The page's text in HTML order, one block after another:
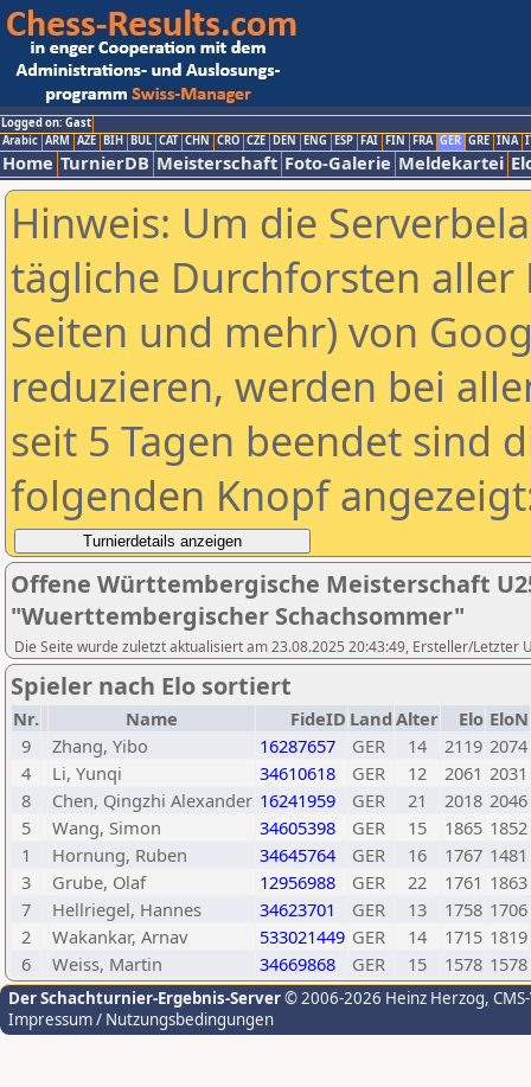
Logged on: Gast
Arabic ARM AZE BIH BUL CAT CHN CRO CZE DEN ENG ESP FAI FIN FRA GER GRE INA
Home TurnierDB Meisterschaft Foto-Galerie Meldekartei
Hinweis: Um die
tägliche Durchforsten aller
Seiten und mehr) von
reduzieren, werden bei
seit 5 Tagen beendet sind
folgenden Knopf
Offene Württembergische Meisterschaft
"Wuerttembergischer Schachsommer"
Die Seite wurde zuletzt aktualisiert am 23.08.2025 20:43:49, Ersteller/Letzter
Spieler nach Elo sortiert
Nr. Name FideID Land Alter Elo EloN
9
Zhang, Yibo 16287657 GER 14 2119 2074
4
Li, Yunqi 34610618 GER 12 2061 2031
8
Chen, Qingzhi Alexander 16241959 GER 21 2018 2046
5
Wang, Simon 34605398 GER 15 1865 1852
1
Hornung, Ruben 34645764 GER 16 1767 1481
3
Grube, Olaf 12956988 GER 22 1761 1863
7
Hellriegel, Hannes 34623701 GER 13 1758 1706
2
Wakankar, Arnav 533021449 GER 14 1715 1819
6
Weiss, Martin 34669868 GER 15 1578 1578
Der Schachturnier-Ergebnis-Server© 2006-2026 Heinz Herzog,
Impressum / Nutzungsbedingungen